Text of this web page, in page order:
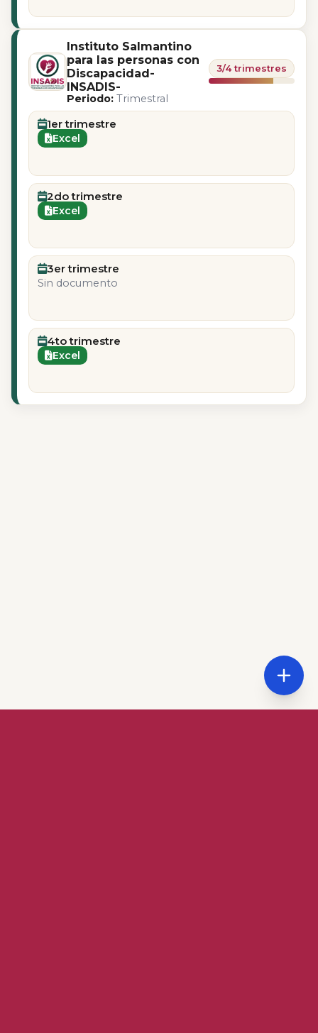
Instituto Salmantino
para las personas con
Discapacidad-
INSADIS-
Periodo: Trimestral
3/4 trimestres
1er trimestre
Excel
2do trimestre
Excel
3er trimestre
Sin documento
4to trimestre
Excel